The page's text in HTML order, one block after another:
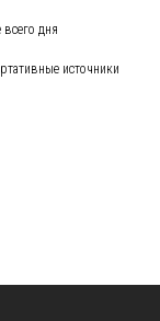
всего дня
источники